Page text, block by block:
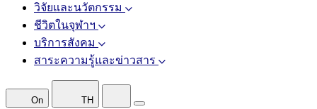
วิจัยและนวัตกรรม
ชีวิตในจุฬาฯ
บริการสังคม
สาระความรู้และข่าวสาร
On TH